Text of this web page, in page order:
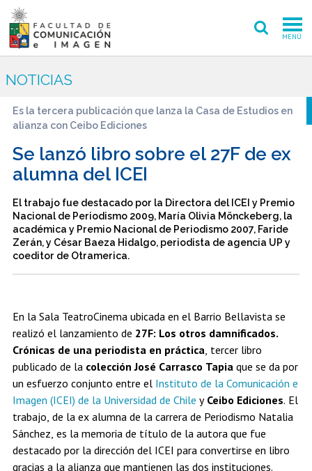
MENÚ
INVESTIGACIÓN CREACIÓN
EXTENSIÓN
INTERNACIONAL
ADMISIÓN
Estudiantes Académicos Egresados
NOTICIAS
Es la tercera publicación que lanza la Casa de Estudios en
alianza con Ceibo Ediciones
Se lanzó libro sobre el 27F de ex
alumna del ICEI
El trabajo fue destacado por la Directora del ICEI y Premio
Nacional de Periodismo 2009, María Olivia Mönckeberg, la
académica y Premio Nacional de Periodismo 2007, Faride
Zerán, y César Baeza Hidalgo, periodista de agencia UP y
coeditor de Otramerica.
En la Sala TeatroCinema ubicada en el Barrio Bellavista se
realizó el lanzamiento de 27F: Los otros damnificados.
Crónicas de una periodista en práctica, tercer libro
publicado de la colección José Carrasco Tapiaque se da por
un esfuerzo conjunto entre el Instituto de la Comunicación e
Imagen (ICEI) de la Universidad de Chile y Ceibo Ediciones. El
trabajo, de la ex alumna de la carrera de Periodismo Natalia
Sánchez, es la memoria de título de la autora que fue
destacado por la dirección del ICEI para convertirse en libro
gracias a la alianza que mantienen las dos instituciones.